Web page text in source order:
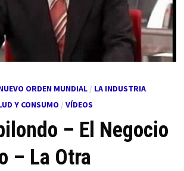
ORDEN MUNDIAL/ LA INDUSTRIA
Y CONSUMO / VÍDEOS
– El Negocio
– La Otra